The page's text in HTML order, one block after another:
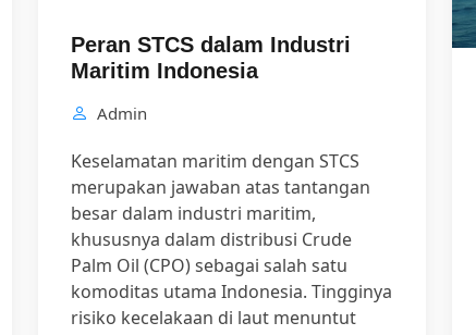
Peran STCS dalam Industri
Maritim Indonesia
Admin
Keselamatan maritim dengan STCS
merupakan jawaban atas tantangan
besar dalam industri maritim,
khususnya dalam distribusi Crude
Palm Oil (CPO) sebagai salah satu
komoditas utama Indonesia. Tingginya
risiko kecelakaan di laut menuntut